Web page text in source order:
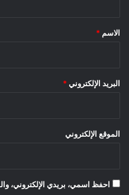
*
الاسم *
البريد الإلكتروني *
الموقع الإلكتروني
احفظ اسمي، بريدي الإلكتروني،